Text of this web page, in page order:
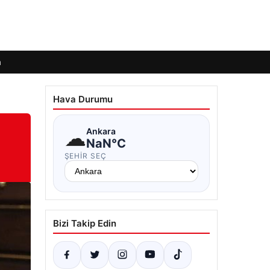
Hava Durumu
☁Ankara
NaN°C
ŞEHIR SEÇ
Bizi Takip Edin